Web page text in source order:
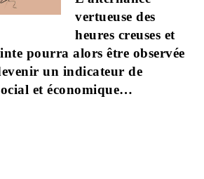
vertueuse des
heures creuses et
pourra alors être observée
un indicateur de
et économique…